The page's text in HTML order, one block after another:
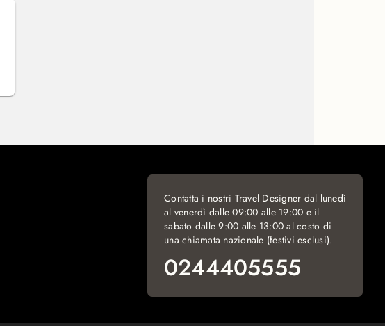
Contatta i nostri Travel Designer dal lunedì
al venerdì dalle 09:00 alle 19:00 e il
sabato dalle 9:00 alle 13:00 al costo di
una chiamata nazionale (festivi esclusi).
0244405555